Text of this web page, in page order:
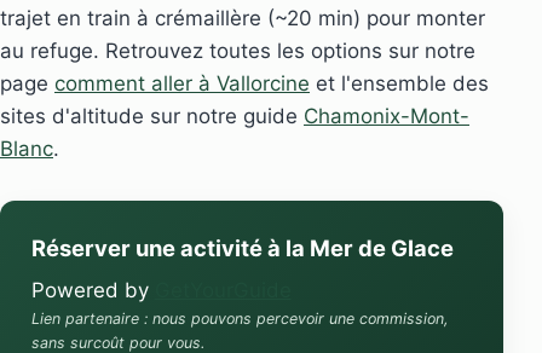
trajet en train à crémaillère (~20 min) pour monter
au refuge. Retrouvez toutes les options sur notre
page comment aller à Vallorcine et l'ensemble des
sites d'altitude sur notre guide Chamonix-Mont-
Blanc.
Réserver une activité à la Mer de Glace
Powered by
Lien partenaire : nous pouvons percevoir une commission,
sans surcoût pour vous.